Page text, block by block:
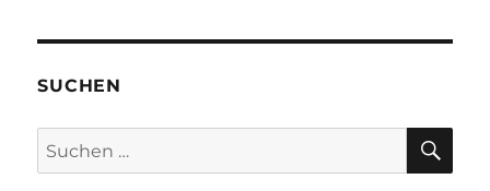
SUCHEN
Suchen
nach: